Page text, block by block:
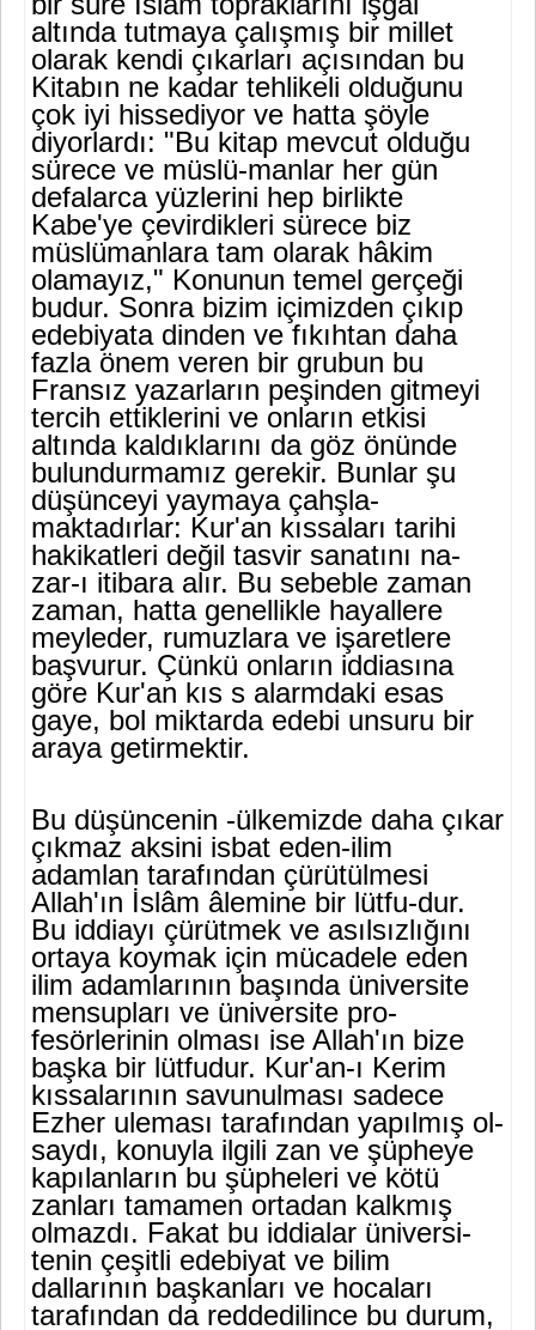
altında tutmaya çalışmış bir millet
olarak kendi çıkarla­rı açısından bu
Kitabın ne kadar tehlikeli olduğunu
çok iyi hissediyor ve hatta şöyle
diyorlardı: "Bu kitap mevcut olduğu
sürece ve müslü-manlar her gün
defalarca yüzlerini hep birlikte
Kabe'ye çevirdikleri sü­rece biz
müslümanlara tam olarak hâkim
olamayız," Konunun temel gerçeği
budur. Sonra bizim içimizden çıkıp
edebiyata dinden ve fıkıh­tan daha
fazla önem veren bir grubun bu
Fransız yazarların peşinden gitmeyi
tercih ettiklerini ve onların etkisi
altında kaldıklarını da göz önünde
bulundurmamız gerekir. Bunlar şu
düşünceyi yaymaya çahşla-
maktadırlar: Kur'an kıssaları tarihi
hakikatleri değil tasvir sanatını na-
zar-ı itibara alır. Bu sebeble zaman
zaman, hatta genellikle hayallere
meyleder, rumuzlara ve işaretlere
başvurur. Çünkü onların iddiasına
göre Kur'an kıs s alarmdaki esas
gaye, bol miktarda edebi unsuru bir
araya getirmektir.
Bu düşüncenin -ülkemizde daha çıkar
çıkmaz aksini isbat eden-ilim
adamlan tarafından çürütülmesi
Allah'ın İslâm âlemine bir lütfu-dur.
Bu iddiayı çürütmek ve asılsızlığını
ortaya koymak için mücadele eden
ilim adamlarının başında üniversite
mensupları ve üniversite pro­
fesörlerinin olması ise Allah'ın bize
başka bir lütfudur. Kur'an-ı Kerim
kıssalarının savunulması sadece
Ezher uleması tarafından yapılmış ol­
saydı, konuyla ilgili zan ve şüpheye
kapılanların bu şüpheleri ve kötü
zanları tamamen ortadan kalkmış
olmazdı. Fakat bu iddialar üniversi­
tenin çeşitli edebiyat ve bilim
dallarının başkanları ve hocaları
tarafın­dan da reddedilince bu durum,